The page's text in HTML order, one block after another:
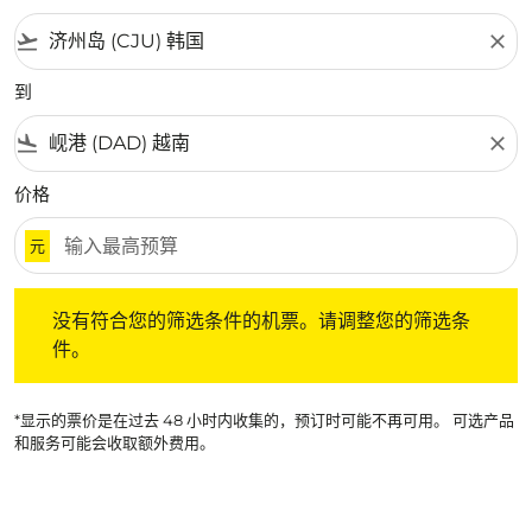
flight_takeoff close
到
flight_land close
价格
元
没有符合您的筛选条件的机票。请调整您的筛选条
件。
*显示的票价是在过去 48 小时内收集的，预订时可能不再可用。 可选产品
和服务可能会收取额外费用。